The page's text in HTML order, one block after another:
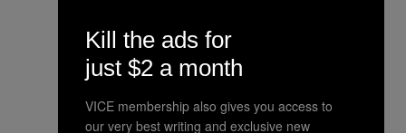
Kill the ads for
just $2 a month
VICE membership also gives you access to
our very best writing and exclusive new